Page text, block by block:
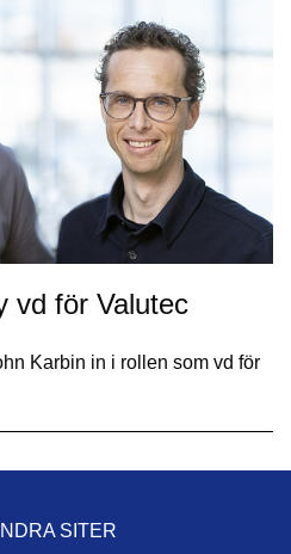
vd för Valutec
Karbin in i rollen som vd för
SITER